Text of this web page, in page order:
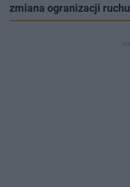
zmiana ogranizacji ruchu